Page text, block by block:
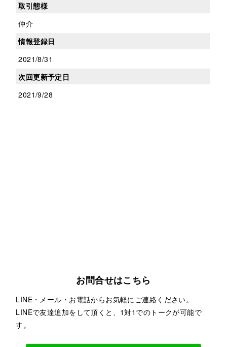
取引態様
仲介
情報登録日
2021/8/31
次回更新予定日
2021/9/28
お問合せはこちら
LINE・メール・お電話からお気軽にご連絡ください。
LINEで友達追加をして頂くと、1対1でのトークが可能で
す。